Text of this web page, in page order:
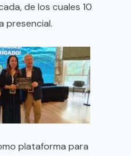
de los cuales 10
presencial.
plataforma para